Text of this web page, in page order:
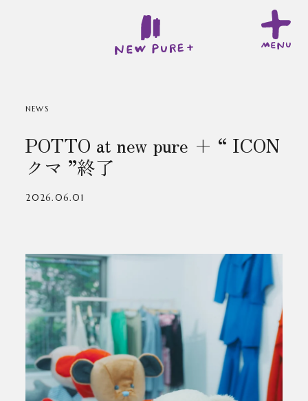
NEWS
POTTO at new pure + “ ICON
クマ ”終了
2026.06.01